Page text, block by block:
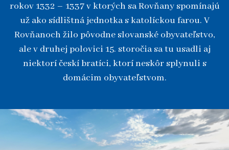
rokov 1332 – 1337 v ktorých sa Rovňany spomínajú
už ako sídlištná jednotka s katolíckou farou. V
Rovňanoch žilo pôvodne slovanské obyvateľstvo,
ale v druhej polovici 15. storočia sa tu usadli aj
niektorí českí bratíci, ktorí neskôr splynuli s
domácim obyvateľstvom.